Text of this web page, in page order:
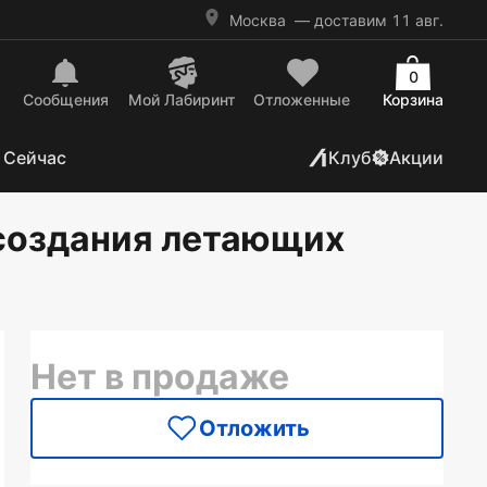
Москва — доставим 11 авг.
Сообщения Mой Лабиринт Отложенные Корзина
0
Клуб Акции
летающих
Нет в продаже
Отложить